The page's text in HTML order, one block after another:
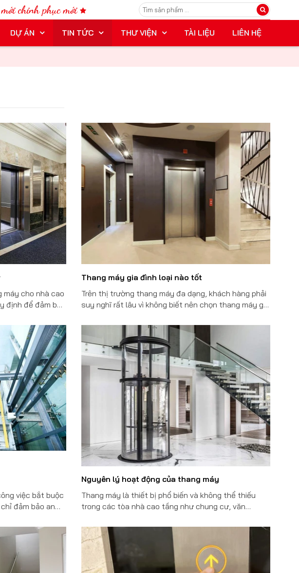
mới chinh phục mới
DỰ ÁN TIN TỨC THƯ VIỆN TÀI LIỆU LIÊN HỆ
cho nhà cao
định để đảm bảo
có bao gồm
có kiến thức hữu
Thang máy gia đình loại nào tốt
Trên thị trường thang máy đa dạng, khách hàng phải
suy nghĩ rất lâu vì không biết nên chọn thang máy gia
gia đình sang trọng, thể hiện phong cách chủ nhân,
đáp ứng nhu cầu sử dụng, đừng vội bỏ qua những
thông tin hữu ích dưới đây.
việc bắt buộc
đảm bảo an
máy cần thuân
định kiểm định
Nguyên lý hoạt động của thang máy
Thang máy là thiết bị phổ biến và không thể thiếu
trong các tòa nhà cao tầng như chung cư, văn
trong nhà để ở. Tuy nhiên, dù có được sử dụng
thường xuyên, thế nhưng không phải ai cũng biết
nguyên lý hoạt động thang máy như thế nào.